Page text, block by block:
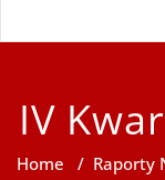
IV
Home / Raporty